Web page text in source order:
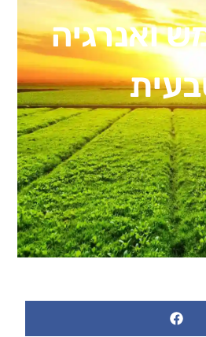
ואנרגיה